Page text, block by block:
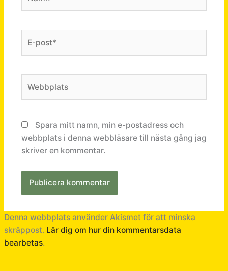
post*
Spara mitt namn, min e-postadress och
webbplats i denna webbläsare till nästa gång jag
skriver en kommentar.
Denna webbplats använder Akismet för att minska
skräppost. Lär dig om hur din kommentarsdata
bearbetas.